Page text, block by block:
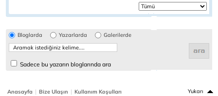
Bloglarda Yazarlarda Galerilerde
Sadece bu yazarın bloglarında ara
Anasayfa | Bize Ulaşın | Kullanım Koşulları Yukarı